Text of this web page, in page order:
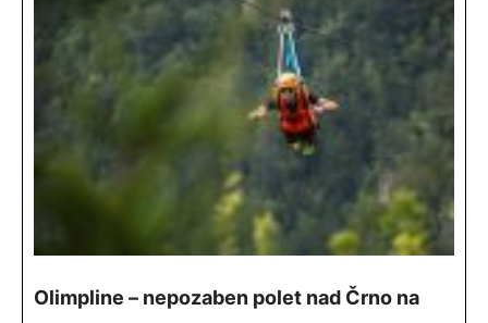
Olimpline – nepozaben polet nad Črno na